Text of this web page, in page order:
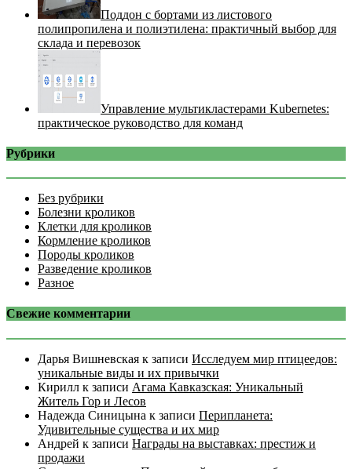
Поддон с бортами из листового
полипропилена и полиэтилена: практичный выбор для
склада и перевозок
Управление мультикластерами Kubernetes:
практическое руководство для команд
Рубрики
Без рубрики
Болезни кроликов
Клетки для кроликов
Кормление кроликов
Породы кроликов
Разведение кроликов
Разное
Свежие комментарии
Дарья Вишневская к записи Исследуем мир птицеедов:
уникальные виды и их привычки
Кирилл к записи Агама Кавказская: Уникальный
Житель Гор и Лесов
Надежда Синицына к записи Перипланета:
Удивительные существа и их мир
Андрей к записи Награды на выставках: престиж и
продажи